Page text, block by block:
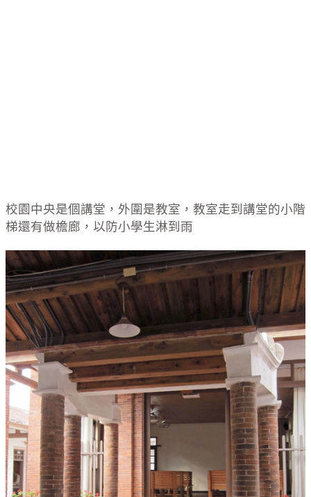
校園中央是個講堂，外圍是教室，教室走到講堂的小階
梯還有做檐廊，以防小學生淋到雨